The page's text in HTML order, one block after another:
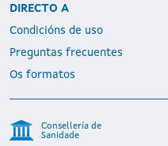
DIRECTO A
Condicións de uso
Preguntas frecuentes
Os formatos
Consellería de
Sanidade